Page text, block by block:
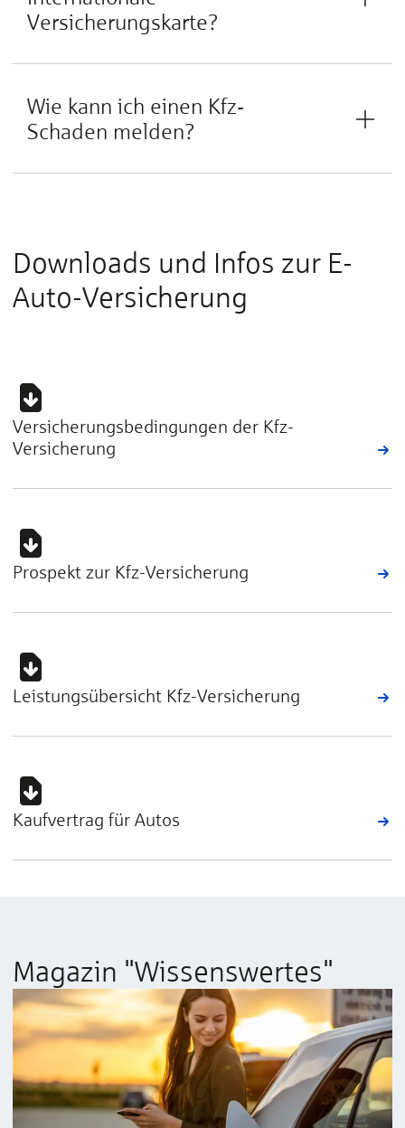
Versicherungskarte?
Wie kann ich einen Kfz-
Schaden melden?
Downloads und Infos zur E-
Auto-Versicherung
Versicherungsbedingungen der Kfz-
Versicherung
Prospekt zur Kfz-Versicherung
Leistungsübersicht Kfz-Versicherung
Kaufvertrag für Autos
Magazin "Wissenswertes"